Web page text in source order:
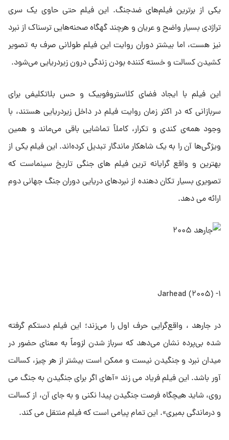
یکی از برترین فیلم‌های ضدجنگ. این فیلم حتی حاوی یک سری
تراژدی بسیار واضح و عریان و هرچند گهگاه صحنه‌هایی ترسناک از نبرد
نیز هست، اما بیشتر دوران روایت این فیلم طولانی صرف به تصویر
کشیدن کسالت و خسته کننده بودن زندگی درون زیردریایی می‌شود.
این فیلم با ایجاد فضای کلاستروفوبیک و حس بلاتکلیفی برای
سربازانی که در اکثر زمان روایت فیلم در داخل زیردریایی هستند، با
وجود همه‌ی کندی و تکرار، کاملاً تماشایی باقی می‌ماند و همین
ویژگی‌ها آن را به یک شاهکار ماندگار تبدیل کرده‌اند. این فیلم یکی از
بهترین و واقع گرایانه ترین فیلم های جنگی تاریخ سینماست که
تصویری بسیار تکان دهنده از نبردهای دریایی دوران جنگ جهانی دوم
ارائه می دهد.
۱- Jarhead (۲۰۰۵)
در جارهد ، واقع‌گرایی حرف اول را می‌زند؛ این فیلم دستکم گرفته
شده بی‌پرده نشان می‌دهد که سرباز شدن لزوماً به معنای حضور در
میدان نبرد و جنگیدن نیست و ممکن است بیشتر از هر چیز، کسالت
آور باشد. این فیلم فریاد می زند «آهای اگر برای جنگیدن به جنگ می
روی، شاید هیچگاه فرصت جنگیدن پیدا نکنی و به جای آن، از کسالت
و درماندگی بمیری». این تمام پیامی است که فیلم منتقل می کند.